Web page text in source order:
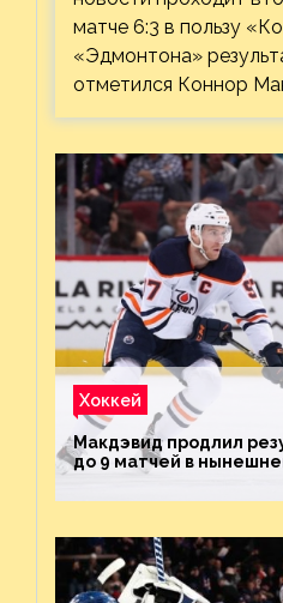
матче 6:3 в пользу
«Эдмонтона»
отметился Коннор
Хоккей
Макдэвид продлил
до 9 матчей в